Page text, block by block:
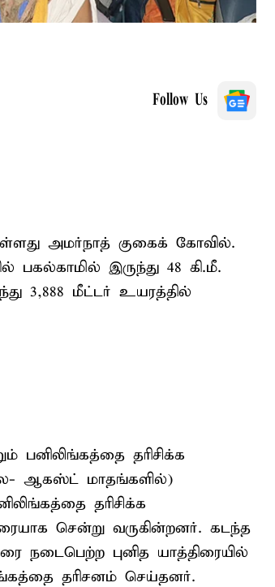
Follow Us
அமர்நாத் குகைக் கோவில்.
இருந்து 48 கி.மீ.
3,888 மீட்டர் உயரத்தில்
தரிசிக்க
ஆகஸ்ட் மாதங்களில்)
தரிசிக்க
சென்று வருகின்றனர். கடந்த
புனித யாத்திரையில்
தரிசனம் செய்தனர்.